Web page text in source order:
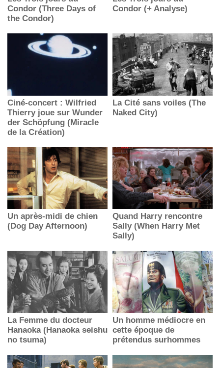
Condor (Three Days of
the Condor)
Condor (+ Analyse)
Ciné-concert : Wilfried
Thierry joue sur Wunder
der Schöpfung (Miracle
de la Création)
La Cité sans voiles (The
Naked City)
Un après-midi de chien
(Dog Day Afternoon)
Quand Harry rencontre
Sally (When Harry Met
Sally)
La Femme du docteur
Hanaoka (Hanaoka seishu
no tsuma)
Un homme médiocre en
cette époque de
prétendus surhommes